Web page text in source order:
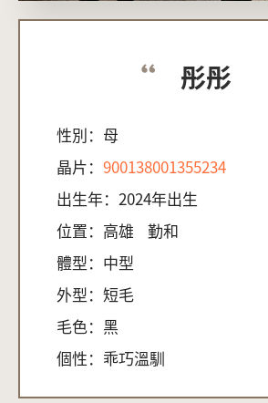
彤彤
性別： 母
晶片： 900138001355234
出生年： 2024年出生
位置： 高雄
勤和
體型： 中型
外型： 短毛
毛色： 黑
個性： 乖巧溫馴